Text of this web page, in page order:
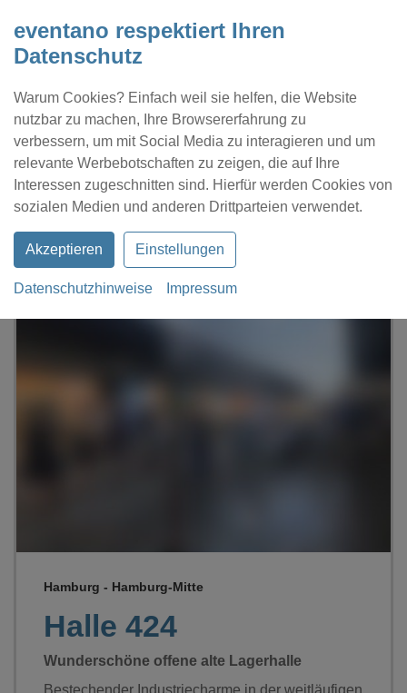
eventano respektiert Ihren
Datenschutz
Warum Cookies? Einfach weil sie helfen, die Website
nutzbar zu machen, Ihre Browsererfahrung zu
verbessern, um mit Social Media zu interagieren und um
relevante Werbebotschaften zu zeigen, die auf Ihre
Interessen zugeschnitten sind. Hierfür werden Cookies von
sozialen Medien und anderen Drittparteien verwendet.
Akzeptieren Einstellungen
Datenschutzhinweise Impressum
Kontakt Location eintragen Profil
Halle 424
Halle 424
Hamburg - Hamburg-Mitte
Wunderschöne offene alte Lagerhalle
Bestechender Industriecharme in der weitläufigen